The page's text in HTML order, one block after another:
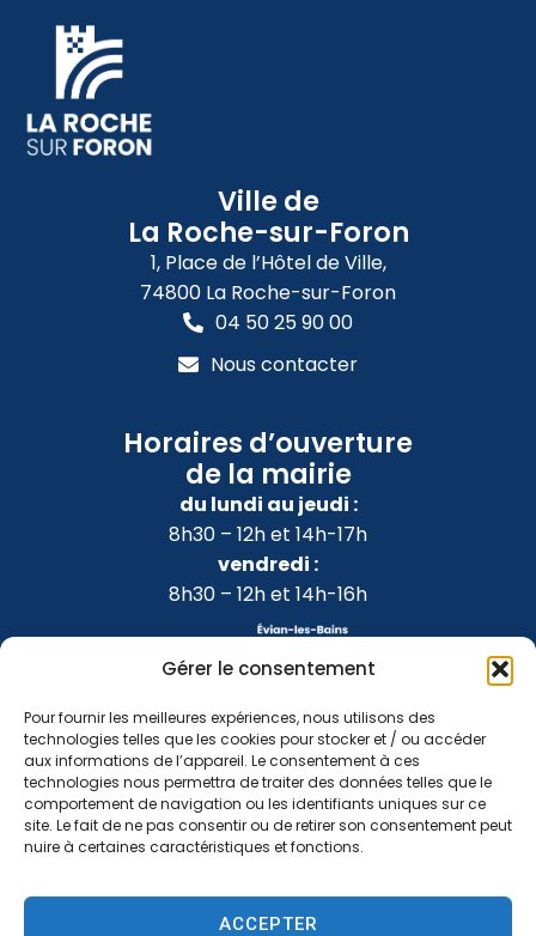
Gérer le consentement
Pour fournir les meilleures expériences, nous utilisons des
technologies telles que les cookies pour stocker et / ou accéder
aux informations de l’appareil. Le consentement à ces
technologies nous permettra de traiter des données telles que le
comportement de navigation ou les identifiants uniques sur ce
site. Le fait de ne pas consentir ou de retirer son consentement peut
nuire à certaines caractéristiques et fonctions.
ACCEPTER
Ville de
La Roche-sur-Foron
1, Place de l’Hôtel de Ville,
74800 La Roche-sur-Foron
04 50 25 90 00
Nous contacter
Horaires d’ouverture
de la mairie
du lundi au jeudi :
8h30 – 12h et 14h-17h
vendredi :
8h30 – 12h et 14h-16h
Confidentialité